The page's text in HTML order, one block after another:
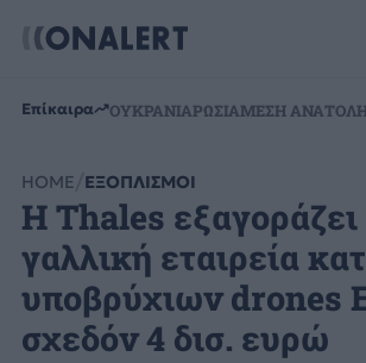
Επίκαιρα ΟΥΚΡΑΝΙΑΡΩΣΙΑΜΕΣΗ
HOME ΕΞΟΠΛΙΣΜΟΙ
Η Thales εξαγοράζει
γαλλική εταιρεία
υποβρύχιων drones
σχεδόν 4 δισ. ευρώ